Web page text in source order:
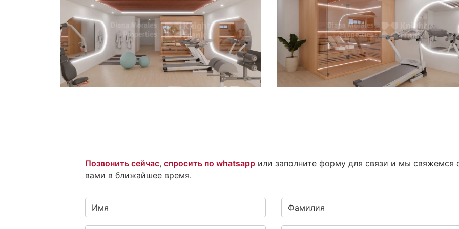
Позвонить сейчас, спросить по whatsapp или заполните форму для связи и мы свяжемся
вами в ближайшее время.